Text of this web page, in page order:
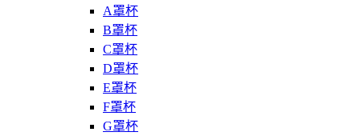
A罩杯
B罩杯
C罩杯
D罩杯
E罩杯
F罩杯
G罩杯